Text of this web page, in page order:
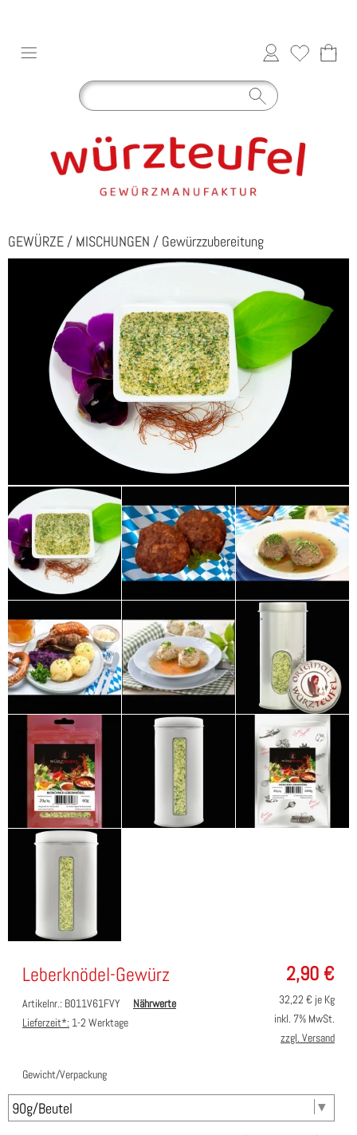
GEWÜRZE / MISCHUNGEN / Gewürzzubereitung
2,90 €
Leberknödel-Gewürz
Artikelnr.: B011V61FVY
Nährwerte
Lieferzeit*: 1-2 Werktage
32,22 € je Kg
inkl. 7% MwSt.
zzgl. Versand
Gewicht/Verpackung